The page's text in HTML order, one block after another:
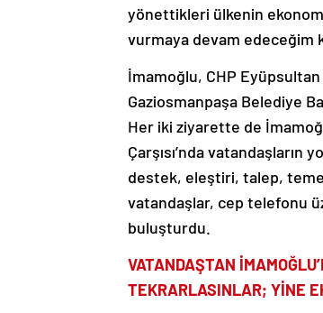
yönettikleri ülkenin
vurmaya devam edeceğim
İmamoğlu, CHP
Gaziosmanpaşa Belediye
Her iki ziyarette de
Çarşısı’nda
destek, eleştiri, talep,
vatandaşlar, cep telefonu
buluşturdu.
VATANDAŞTAN
TEKRARLASINLAR; YİNE